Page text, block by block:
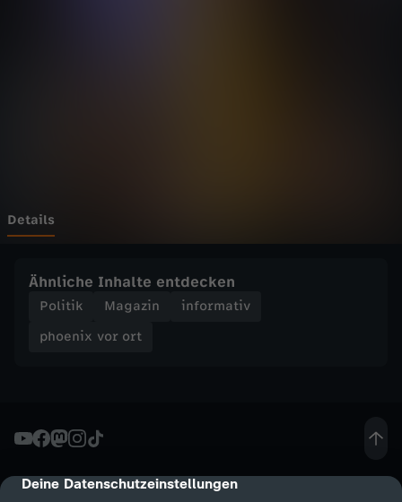
cmp-dialog-description
Deine Datenschutzeinstellungen
t
S
o
l
Details
Ähnliche Inhalte entdecken
Politik Magazin
informativ
phoenix vor ort